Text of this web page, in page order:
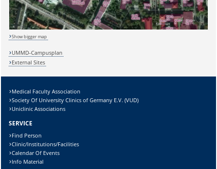
Sicherheitsabfrage:
Show bigger map
UMMD-Campusplan
External Sites
Medical Faculty Association
Society Of University Clinics of Germany E.V. (VUD)
Uniclinic Associations
SERVICE
Find Person
Clinic/Institutions/Facilities
Calendar Of Events
Info Material